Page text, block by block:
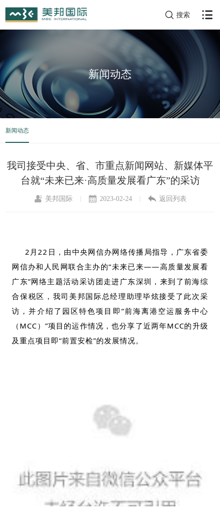
搜索
新闻动态
新闻动态
我司接受中央、省、市重点新闻网站、新媒体平
台就“未来已来·高质量发展看广东”的采访
美邦国际 | 2023-02-24 | 返回列表
2月22日，由中央网信办网络传播局指导，广东省委
网信办和人民网联合主办的“未来已来——高质量发展看
广东”网络主题活动采访团走进广东深圳，来到了前海综
合保税区，我司美邦国际总经理助理毕炫接受了此次采
访，并介绍了园区特色项目即“前海离港空运服务中心
（MCC）”项目的运作情况，也分享了近两年MCC的升级
及重点项目即“前置安检”的发展情况。